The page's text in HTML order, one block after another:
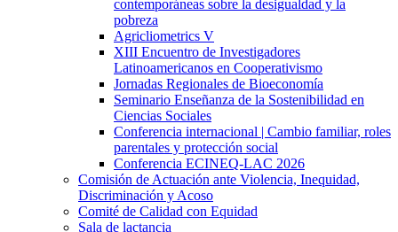
contemporáneas sobre la desigualdad y la
pobreza
Agricliometrics V
XIII Encuentro de Investigadores
Latinoamericanos en Cooperativismo
Jornadas Regionales de Bioeconomía
Seminario Enseñanza de la Sostenibilidad en
Ciencias Sociales
Conferencia internacional | Cambio familiar, roles
parentales y protección social
Conferencia ECINEQ-LAC 2026
Comisión de Actuación ante Violencia, Inequidad,
Discriminación y Acoso
Comité de Calidad con Equidad
Sala de lactancia